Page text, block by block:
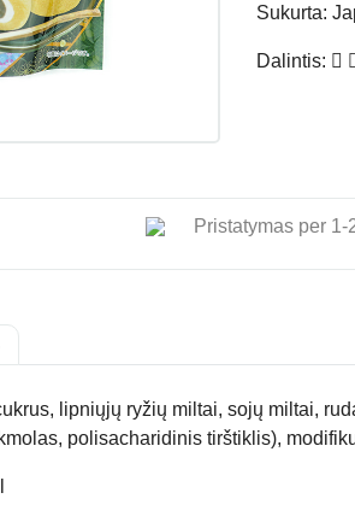
Sukurta:
Dalintis:
Pristatymas per 1-
lipniųjų ryžių miltai, sojų miltai,
polisacharidinis tirštiklis),